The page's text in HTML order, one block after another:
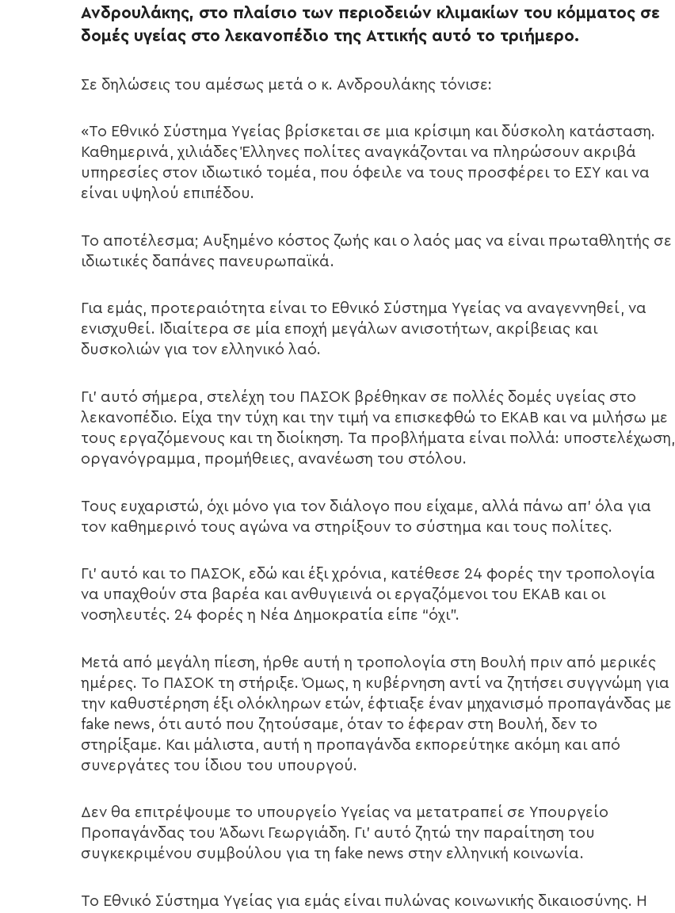
Ανδρουλάκης, στο πλαίσιο των περιοδειών κλιμακίων του κόμματος σε
δομές υγείας στο λεκανοπέδιο της Αττικής αυτό το τριήμερο.
Σε δηλώσεις του αμέσως μετά ο κ. Ανδρουλάκης τόνισε:
«Το Εθνικό Σύστημα Υγείας βρίσκεται σε μια κρίσιμη και δύσκολη κατάσταση.
Καθημερινά, χιλιάδες Έλληνες πολίτες αναγκάζονται να πληρώσουν ακριβά
υπηρεσίες στον ιδιωτικό τομέα, που όφειλε να τους προσφέρει το ΕΣΥ και να
είναι υψηλού επιπέδου.
Το αποτέλεσμα; Αυξημένο κόστος ζωής και ο λαός μας να είναι πρωταθλητής σε
ιδιωτικές δαπάνες πανευρωπαϊκά.
Για εμάς, προτεραιότητα είναι το Εθνικό Σύστημα Υγείας να αναγεννηθεί, να
ενισχυθεί. Ιδιαίτερα σε μία εποχή μεγάλων ανισοτήτων, ακρίβειας και
δυσκολιών για τον ελληνικό λαό.
Γι’ αυτό σήμερα, στελέχη του ΠΑΣΟΚ βρέθηκαν σε πολλές δομές υγείας στο
λεκανοπέδιο. Είχα την τύχη και την τιμή να επισκεφθώ το ΕΚΑΒ και να μιλήσω με
τους εργαζόμενους και τη διοίκηση. Τα προβλήματα είναι πολλά: υποστελέχωση,
οργανόγραμμα, προμήθειες, ανανέωση του στόλου.
Τους ευχαριστώ, όχι μόνο για τον διάλογο που είχαμε, αλλά πάνω απ’ όλα για
τον καθημερινό τους αγώνα να στηρίξουν το σύστημα και τους πολίτες.
Γι’ αυτό και το ΠΑΣΟΚ, εδώ και έξι χρόνια, κατέθεσε 24 φορές την τροπολογία
να υπαχθούν στα βαρέα και ανθυγιεινά οι εργαζόμενοι του ΕΚΑΒ και οι
νοσηλευτές. 24 φορές η Νέα Δημοκρατία είπε “όχι”.
Μετά από μεγάλη πίεση, ήρθε αυτή η τροπολογία στη Βουλή πριν από μερικές
ημέρες. Το ΠΑΣΟΚ τη στήριξε. Όμως, η κυβέρνηση αντί να ζητήσει συγγνώμη για
την καθυστέρηση έξι ολόκληρων ετών, έφτιαξε έναν μηχανισμό προπαγάνδας με
fake news, ότι αυτό που ζητούσαμε, όταν το έφεραν στη Βουλή, δεν το
στηρίξαμε. Και μάλιστα, αυτή η προπαγάνδα εκπορεύτηκε ακόμη και από
συνεργάτες του ίδιου του υπουργού.
Δεν θα επιτρέψουμε το υπουργείο Υγείας να μετατραπεί σε Υπουργείο
Προπαγάνδας του Άδωνι Γεωργιάδη. Γι’ αυτό ζητώ την παραίτηση του
συγκεκριμένου συμβούλου για τη fake news στην ελληνική κοινωνία.
Το Εθνικό Σύστημα Υγείας για εμάς είναι πυλώνας κοινωνικής δικαιοσύνης. Η